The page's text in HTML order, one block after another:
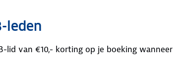
leden
lid van €10,- korting op je boeking wanneer